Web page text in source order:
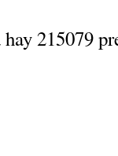
215079